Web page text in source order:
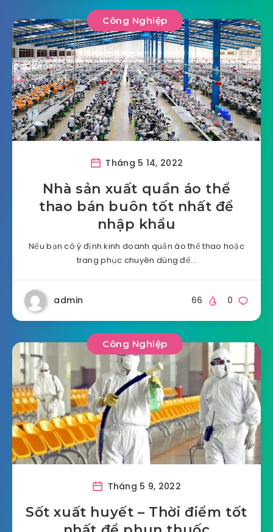
Công Nghiệp
Tháng 5 14, 2022
Nhà sản xuất quần áo thể
thao bán buôn tốt nhất để
nhập khẩu
Nếu bạn có ý định kinh doanh quần áo thể thao hoặc
trang phục chuyên dùng để…
admin 0
66
Công Nghiệp
Tháng 5 9, 2022
Sốt xuất huyết – Thời điểm tốt